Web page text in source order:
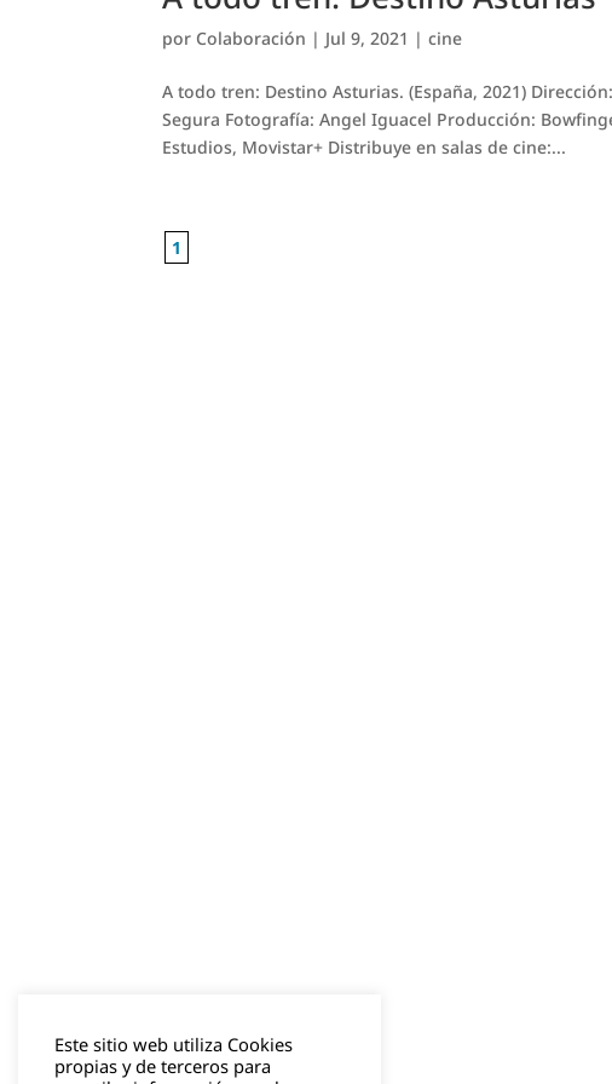
por Colaboración | Jul 9, 2021 |cine
A todo tren: Destino Asturias. (España, 2021)
Segura Fotografía: Angel Iguacel Producción:
Estudios, Movistar+ Distribuye en salas de cine:...
1
Este sitio web utiliza Cookies
propias y de terceros para